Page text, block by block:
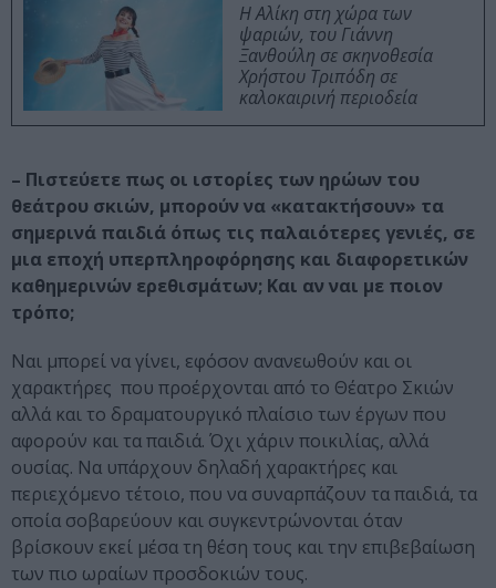
Η Αλίκη στη χώρα των
ψαριών, του Γιάννη
Ξανθούλη σε σκηνοθεσία
Χρήστου Τριπόδη σε
καλοκαιρινή περιοδεία
– Πιστεύετε πως οι ιστορίες των ηρώων του
θεάτρου σκιών, μπορούν να «κατακτήσουν» τα
σημερινά παιδιά όπως τις παλαιότερες γενιές, σε
μια εποχή υπερπληροφόρησης και διαφορετικών
καθημερινών ερεθισμάτων; Και αν ναι με ποιον
τρόπο;
Ναι μπορεί να γίνει, εφόσον ανανεωθούν και οι
χαρακτήρες που προέρχονται από το Θέατρο Σκιών
αλλά και το δραματουργικό πλαίσιο των έργων που
αφορούν και τα παιδιά. Όχι χάριν ποικιλίας, αλλά
ουσίας. Να υπάρχουν δηλαδή χαρακτήρες και
περιεχόμενο τέτοιο, που να συναρπάζουν τα παιδιά, τα
οποία σοβαρεύουν και συγκεντρώνονται όταν
βρίσκουν εκεί μέσα τη θέση τους και την επιβεβαίωση
των πιο ωραίων προσδοκιών τους.